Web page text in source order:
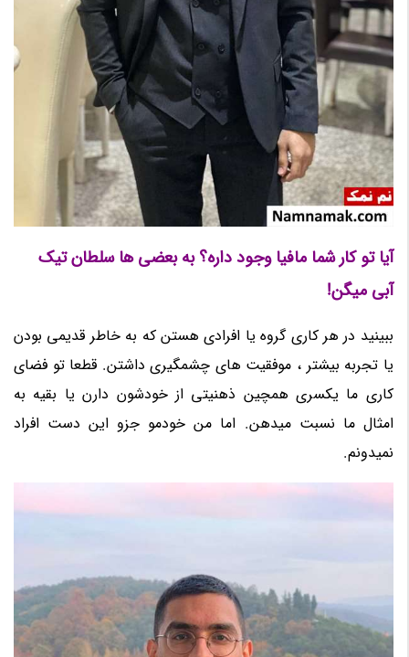
آیا تو کار شما مافیا وجود داره؟ به بعضی ها سلطان تیک
آبی میگن!
ببینید در هر کاری گروه یا افرادی هستن که به خاطر قدیمی بودن
یا تجربه بیشتر ، موفقیت های چشمگیری داشتن. قطعا تو فضای
کاری ما یکسری همچین ذهنیتی از خودشون دارن یا بقیه به
امثال ما نسبت میدهن. اما من خودمو جزو این دست افراد
نمیدونم.